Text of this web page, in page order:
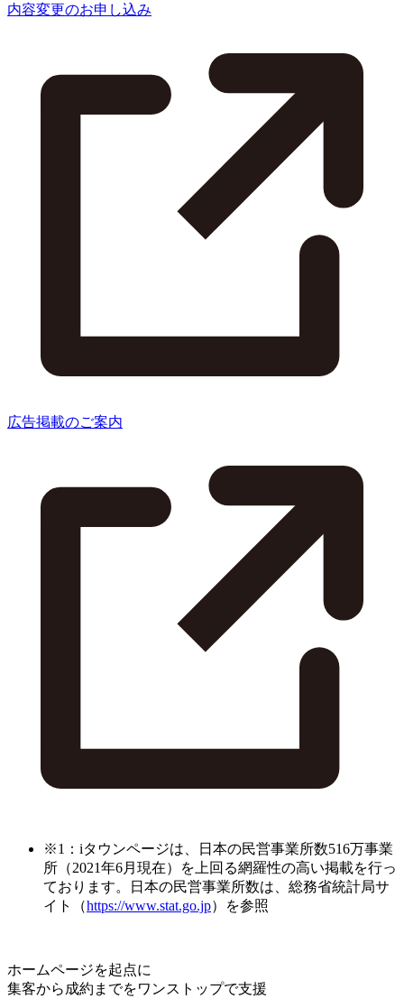
内容変更のお申し込み
広告掲載のご案内
※1：iタウンページは、日本の民営事業所数516万事業
所（2021年6月現在）を上回る網羅性の高い掲載を行っ
ております。日本の民営事業所数は、総務省統計局サ
イト（https://www.stat.go.jp）を参照
ホームページを起点に
集客から成約までをワンストップで支援